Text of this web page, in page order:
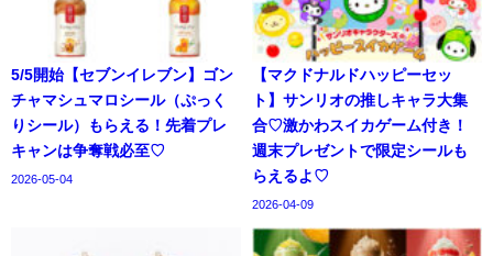
5/5開始【セブンイレブン】ゴン
チャマシュマロシール（ぷっく
りシール）もらえる！先着プレ
キャンは争奪戦必至♡
2026-05-04
【マクドナルドハッピーセッ
ト】サンリオの推しキャラ大集
合♡激かわスイカゲーム付き！
週末プレゼントで限定シールも
らえるよ♡
2026-04-09